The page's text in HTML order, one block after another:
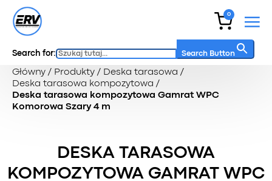
0
Search for: Search Button
Główny / Produkty / Deska tarasowa /
Deska tarasowa kompozytowa /
Deska tarasowa kompozytowa Gamrat WPC
Komorowa Szary 4 m
DESKA TARASOWA
KOMPOZYTOWA GAMRAT WPC